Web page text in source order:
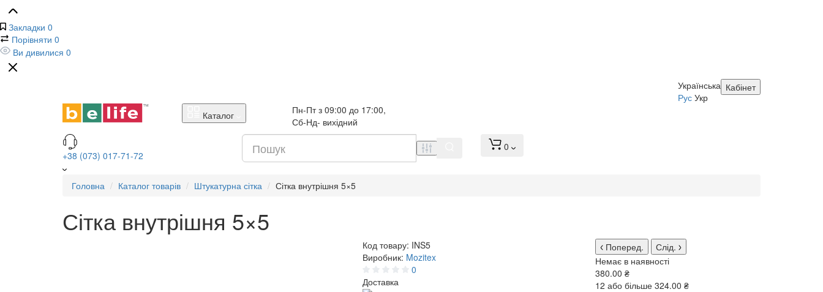
Закладки 0
Порівняти 0
Ви дивилися 0
Кабінет
Українська
Рус Укр
Каталог
Пн-Пт з 09:00 до 17:00,
Сб-Нд- вихідний
+38 (073) 017-71-72
0
Головна Каталог товарів Штукатурна сітка Сітка внутрішня 5×5
Сітка внутрішня 5×5
Код товару: INS5
Виробник: Mozitex
0
Доставка
Поперед.
Слід.
Немає в наявності
380.00 ₴
12 або більше 324.00 ₴